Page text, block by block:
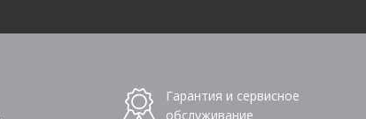
Гарантия и сервисное
обслуживание